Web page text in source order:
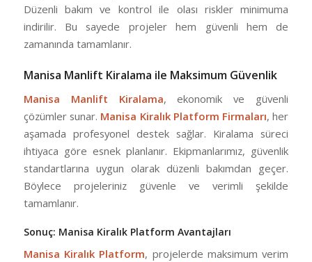
Düzenli bakım ve kontrol ile olası riskler minimuma
indirilir. Bu sayede projeler hem güvenli hem de
zamanında tamamlanır.
Manisa Manlift Kiralama ile Maksimum Güvenlik
Manisa Manlift Kiralama, ekonomik ve güvenli
çözümler sunar. Manisa Kiralık Platform Firmaları, her
aşamada profesyonel destek sağlar. Kiralama süreci
ihtiyaca göre esnek planlanır. Ekipmanlarımız, güvenlik
standartlarına uygun olarak düzenli bakımdan geçer.
Böylece projeleriniz güvenle ve verimli şekilde
tamamlanır.
Sonuç: Manisa Kiralık Platform Avantajları
Manisa Kiralık Platform, projelerde maksimum verim